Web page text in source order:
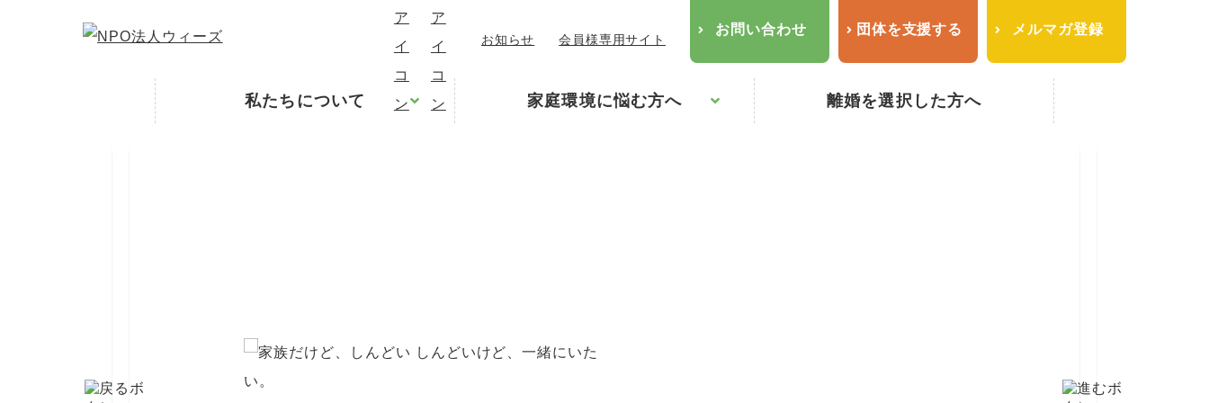
お知らせ 会員様専用サイト
お問い合わせ 団体を支援する メルマガ登録
私たちについて 家庭環境に悩む方へ 離婚を選択した方へ